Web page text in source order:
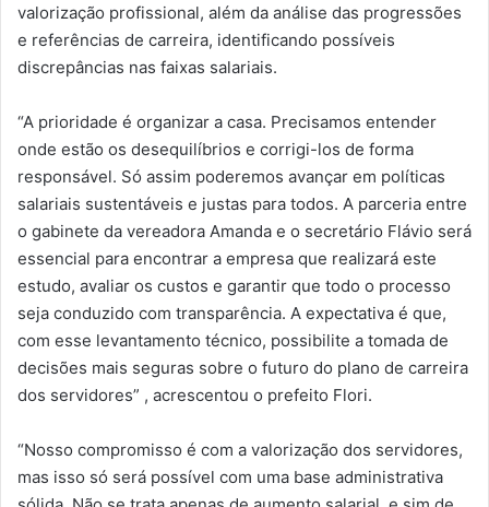
valorização profissional, além da análise das progressões
e referências de carreira, identificando possíveis
discrepâncias nas faixas salariais.
“A prioridade é organizar a casa. Precisamos entender
onde estão os desequilíbrios e corrigi-los de forma
responsável. Só assim poderemos avançar em políticas
salariais sustentáveis e justas para todos. A parceria entre
o gabinete da vereadora Amanda e o secretário Flávio será
essencial para encontrar a empresa que realizará este
estudo, avaliar os custos e garantir que todo o processo
seja conduzido com transparência. A expectativa é que,
com esse levantamento técnico, possibilite a tomada de
decisões mais seguras sobre o futuro do plano de carreira
dos servidores” , acrescentou o prefeito Flori.
“Nosso compromisso é com a valorização dos servidores,
mas isso só será possível com uma base administrativa